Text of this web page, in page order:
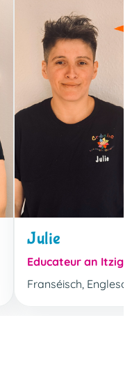
Julie
Educateur an Itzig
Franséisch,